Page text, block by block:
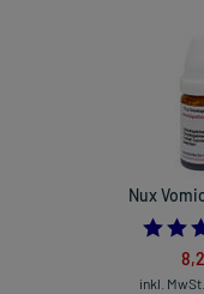
Nux
inkl. MwSt.